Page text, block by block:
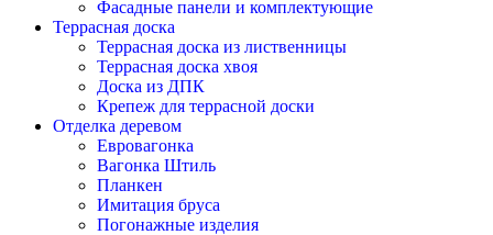
Фасадные панели и комплектующие
Террасная доска
Террасная доска из лиственницы
Террасная доска хвоя
Доска из ДПК
Крепеж для террасной доски
Отделка деревом
Евровагонка
Вагонка Штиль
Планкен
Имитация бруса
Погонажные изделия